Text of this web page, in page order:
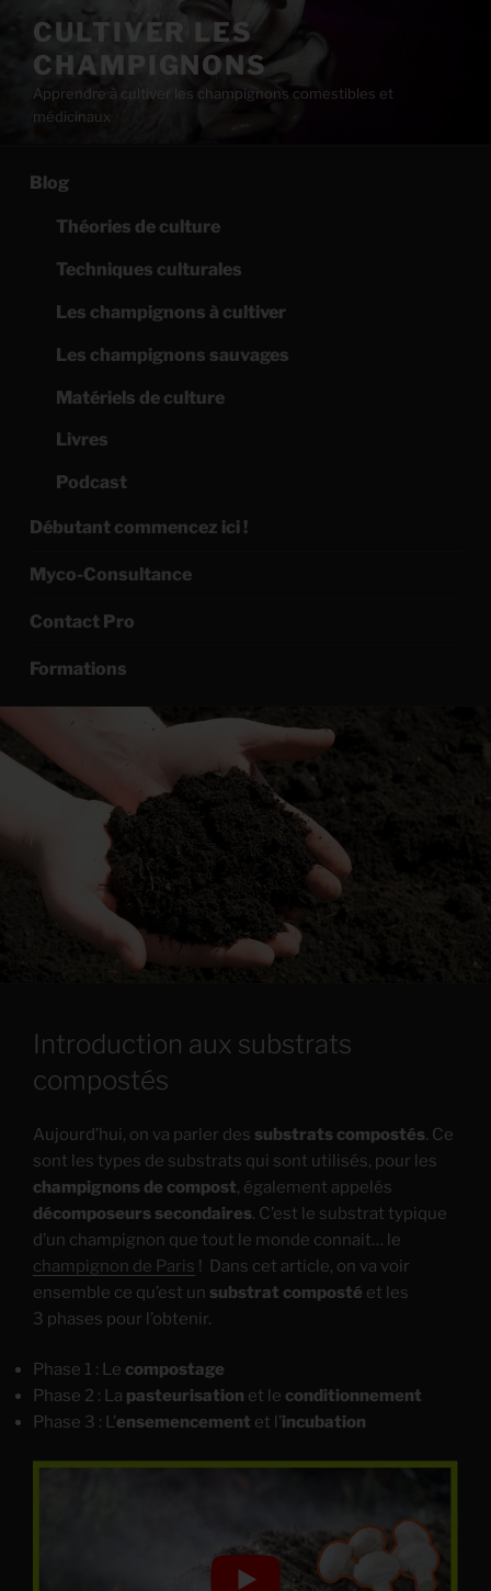
contenu
principal
CULTIVER LES
CHAMPIGNONS
Apprendre à cultiver les champignons comestibles et
médicinaux
Blog
Théories de culture
Techniques culturales
Les champignons à cultiver
Les champignons sauvages
Matériels de culture
Livres
Podcast
Débutant commencez ici !
Myco-Consultance
Contact Pro
Formations
Introduction aux substrats
compostés
Aujourd’hui, on va parler des substrats compostés. Ce
sont les types de substrats qui sont utilisés, pour les
champignons de compost, également appelés
décomposeurs secondaires. C’est le substrat typique
d’un champignon que tout le monde connait… le
champignon de Paris ! Dans cet article, on va voir
ensemble ce qu’est un substrat composté et les
3 phases pour l’obtenir.
Phase 1 : Le compostage
Phase 2 : La pasteurisation et le conditionnement
Phase 3 : L’ensemencement et l’incubation